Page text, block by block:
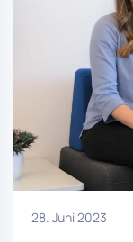
28. Juni 2023